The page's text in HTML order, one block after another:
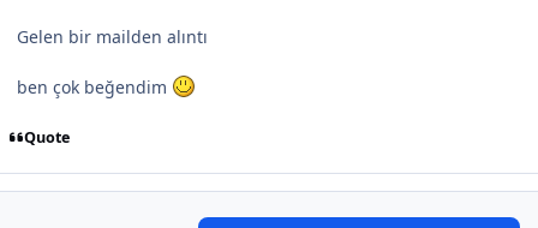
Gelen bir mailden alıntı
ben çok beğendim
Quote